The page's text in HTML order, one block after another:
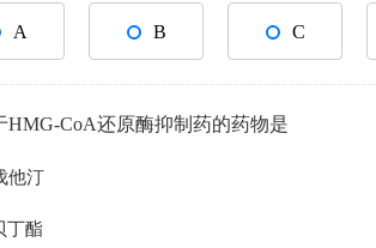
A B C
HMG-CoA还原酶抑制药的药物是
他汀
丁酯